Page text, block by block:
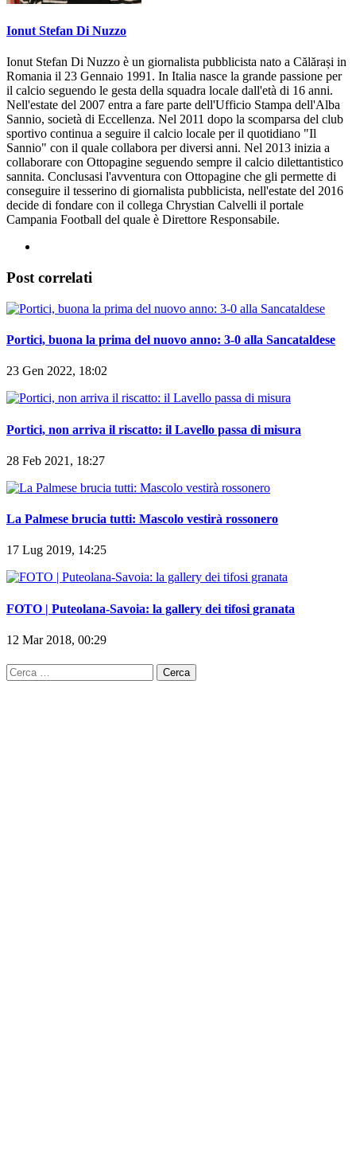
Ionut Stefan Di Nuzzo
Ionut Stefan Di Nuzzo è un giornalista pubblicista nato a Călărași in
Romania il 23 Gennaio 1991. In Italia nasce la grande passione per
il calcio seguendo le gesta della squadra locale dall'età di 16 anni.
Nell'estate del 2007 entra a fare parte dell'Ufficio Stampa dell'Alba
Sannio, società di Eccellenza. Nel 2011 dopo la scomparsa del club
sportivo continua a seguire il calcio locale per il quotidiano "Il
Sannio" con il quale collabora per diversi anni. Nel 2013 inizia a
collaborare con Ottopagine seguendo sempre il calcio dilettantistico
sannita. Conclusasi l'avventura con Ottopagine che gli permette di
conseguire il tesserino di giornalista pubblicista, nell'estate del 2016
decide di fondare con il collega Chrystian Calvelli il portale
Campania Football del quale è Direttore Responsabile.
Post correlati
Portici, buona la prima del nuovo anno: 3-0 alla Sancataldese
23 Gen 2022, 18:02
Portici, non arriva il riscatto: il Lavello passa di misura
28 Feb 2021, 18:27
La Palmese brucia tutti: Mascolo vestirà rossonero
17 Lug 2019, 14:25
FOTO | Puteolana-Savoia: la gallery dei tifosi granata
12 Mar 2018, 00:29
Ricerca
per: